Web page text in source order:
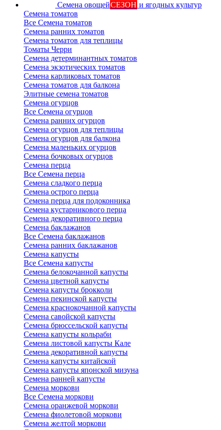
Семена овощейСЕЗОН и ягодных культур
Семена томатов
Все Семена томатов
Семена ранних томатов
Семена томатов для теплицы
Томаты Черри
Семена детерминантных томатов
Семена экзотических томатов
Семена карликовых томатов
Семена томатов для балкона
Элитные семена томатов
Семена огурцов
Все Семена огурцов
Семена ранних огурцов
Семена огурцов для теплицы
Семена огурцов для балкона
Семена маленьких огурцов
Семена бочковых огурцов
Семена перца
Все Семена перца
Семена сладкого перца
Семена острого перца
Семена перца для подоконника
Семена кустарникового перца
Семена декоративного перца
Семена баклажанов
Все Семена баклажанов
Семена ранних баклажанов
Семена капусты
Все Семена капусты
Семена белокочанной капусты
Семена цветной капусты
Семена капусты брокколи
Семена пекинской капусты
Семена краснокочанной капусты
Семена савойской капусты
Семена брюссельской капусты
Семена капусты кольраби
Семена листовой капусты Кале
Семена декоративной капусты
Семена капусты китайской
Семена капусты японской мизуна
Семена ранней капусты
Семена моркови
Все Семена моркови
Семена оранжевой моркови
Семена фиолетовой моркови
Семена желтой моркови